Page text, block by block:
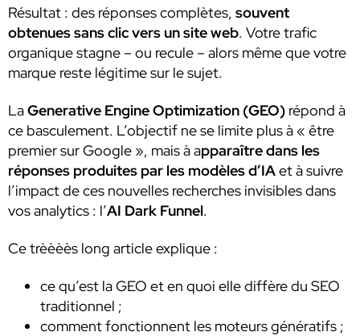
Résultat : des réponses complètes, souvent
obtenues sans clic vers un site web. Votre trafic
organique stagne – ou recule – alors même que votre
marque reste légitime sur le sujet.
LaGenerative Engine Optimization (GEO) répond à
ce basculement. L’objectif ne se limite plus à « être
premier sur Google », mais à apparaître dans les
réponses produites par les modèles d’IAet à suivre
l’impact de ces nouvelles recherches invisibles dans
vos analytics : l’AI Dark Funnel.
Ce trèèèès long article explique :
ce qu’est la GEO et en quoi elle diffère du SEO
traditionnel ;
comment fonctionnent les moteurs génératifs ;